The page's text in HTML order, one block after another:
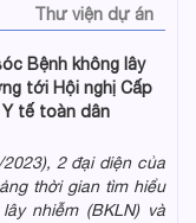
Thư viện dự án
Bệnh không lây
tới Hội nghị Cấp
tế toàn dân
2 đại diện của
thời gian tìm hiểu
nhiễm (BKLN) và